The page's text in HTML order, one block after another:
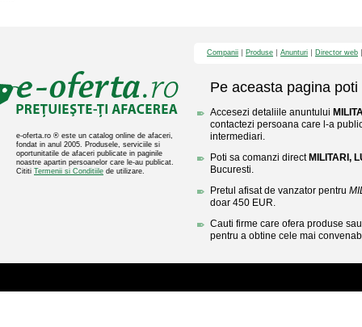
e-oferta.ro ® este un catalog online de afaceri,
fondat in anul 2005. Produsele, serviciile si
oportunitatile de afaceri publicate in paginile
noastre apartin persoanelor care le-au publicat.
Cititi Termenii si Conditiile de utilizare.
Companii Produse Anunturi Director web
Pe aceasta pagina poti
Accesezi detaliile anuntului
contactezi persoana care l-a
intermediari.
Poti sa comanzi direct MILITARI,
Bucuresti.
Pretul afisat de vanzator pentru
doar 450 EUR.
Cauti firme care ofera produse
pentru a obtine cele mai